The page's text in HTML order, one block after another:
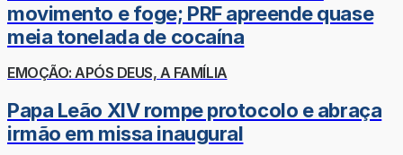
movimento e foge; PRF apreende quase
meia tonelada de cocaína
EMOÇÃO: APÓS DEUS, A FAMÍLIA
Papa Leão XIV rompe protocolo e abraça
irmão em missa inaugural